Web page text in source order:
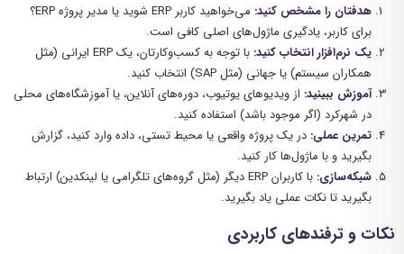
هدفتان را مشخص کنید:
می‌خواهید کاربر ERP شوید یا مدیر پروژه ERP؟
برای کاربر، یادگیری ماژول‌های اصلی کافی است.
یک نرم‌افزار انتخاب کنید:
با توجه به کسب‌وکارتان، یک ERP ایرانی (مثل
همکاران سیستم) یا جهانی (مثل SAP) انتخاب کنید.
آموزش ببینید: از ویدیوهای یوتیوب، دوره‌های آنلاین، یا آموزشگاه‌های محلی
در شهرکرد (اگر موجود باشد) استفاده کنید.
تمرین عملی: در یک پروژه واقعی یا محیط تستی، داده وارد کنید، گزارش
بگیرید و با ماژول‌ها کار کنید.
شبکه‌سازی:
با کاربران ERP دیگر (مثل گروه‌های تلگرامی یا لینکدین) ارتباط
بگیرید تا نکات عملی یاد بگیرید.
نکات و ترفندهای کاربردی